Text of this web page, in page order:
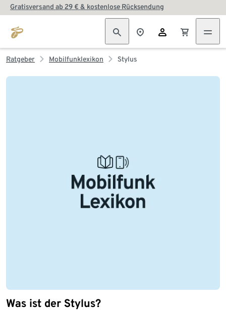
Gratisversand ab 29 € & kostenlose Rücksendung
Ratgeber Mobilfunklexikon Stylus
Was ist der Stylus?